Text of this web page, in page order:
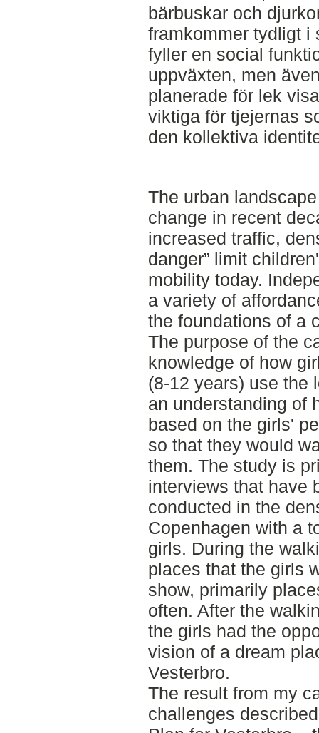
bärbuskar och
framkommer tydligt i
fyller en social
uppväxten, men
planerade för lek
viktiga för tjejernas
den kollektiva
The urban
change in recent
increased traffic,
danger” limit
mobility today.
a variety of
the foundations of a
The purpose of the
knowledge of how
(8-12 years) use the
an understanding of
based on the girls'
so that they would
them. The study is
interviews that have
conducted in the
Copenhagen with a
girls. During the
places that the girls
show, primarily
often. After the
the girls had the
vision of a dream
Vesterbro.
The result from my
challenges